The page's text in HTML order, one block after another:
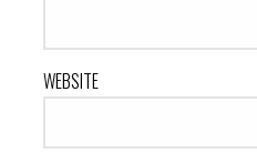
WEBSITE